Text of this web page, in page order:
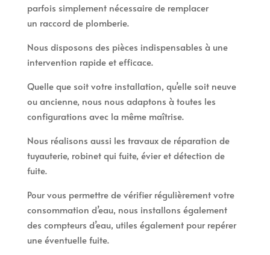
parfois simplement nécessaire de remplacer
un raccord de plomberie.
Nous disposons des pièces indispensables à une
intervention rapide et efficace.
Quelle que soit votre installation, qu’elle soit neuve
ou ancienne, nous nous adaptons à toutes les
configurations avec la même maîtrise.
Nous réalisons aussi les travaux de réparation de
tuyauterie, robinet qui fuite, évier et détection de
fuite.
Pour vous permettre de vérifier régulièrement votre
consommation d’eau, nous installons également
des compteurs d’eau, utiles également pour repérer
une éventuelle fuite.